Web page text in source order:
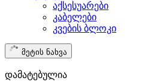
აქსესუარები
კაბელები
კვების ბლოკი
მეტის ნახვა
დამატებულია